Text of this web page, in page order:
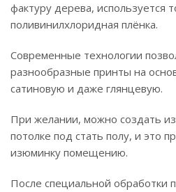
фактуру дерева, используется
поливинилхлоридная плёнка.
Современные технологии
разнообразные принты на
сатиновую и даже глянцевую.
При желании, можно создать
потолке под стать полу, и это
изюминку помещению.
После специальной обработки